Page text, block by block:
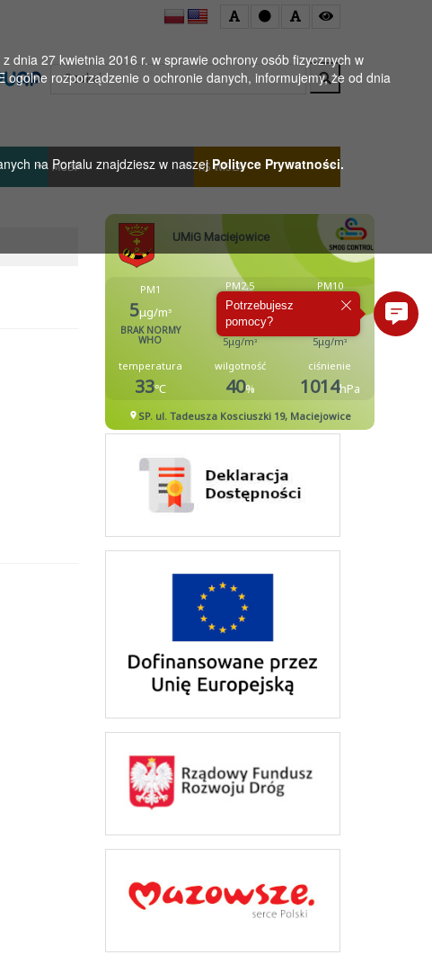
dnia 27 kwietnia 2016 r. w sprawie ochrony osób fizycznych w
rozporządzenie o ochronie danych, informujemy, że od dnia
na Portalu znajdziesz w naszejPolityce Prywatności.
Wyszukaj
MGBP KS WISŁA
Potrzebujesz
pomocy?